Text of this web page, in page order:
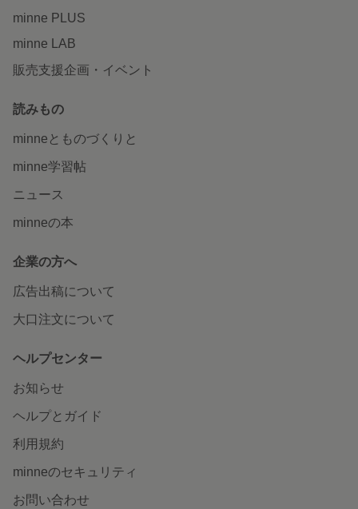
minne PLUS
minne LAB
販売支援企画・イベント
読みもの
minneとものづくりと
minne学習帖
ニュース
minneの本
企業の方へ
広告出稿について
大口注文について
ヘルプセンター
お知らせ
ヘルプとガイド
利用規約
minneのセキュリティ
お問い合わせ